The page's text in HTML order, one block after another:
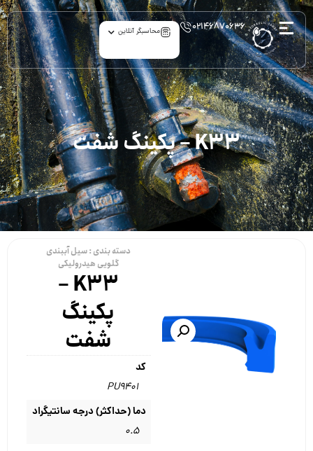
۰۲۱۴۶۸۷۰۶۳۶ محاسبگر آنلاین
K33 – پکینگ شفت
دسته بندی :سیل آببندی
گلویی هیدرولیکی
K33 –
پکینگ
شفت
کد
PU9401
دما (حداکثر) درجه سانتیگراد
۰.۵